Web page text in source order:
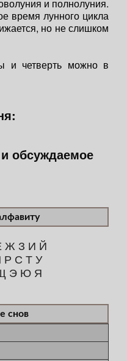
и полнолуния.
время лунного цикла
но не слишком
и четверть можно в
обсуждаемое
Ж З И Й
Р С Т У
Э Ю Я
снов